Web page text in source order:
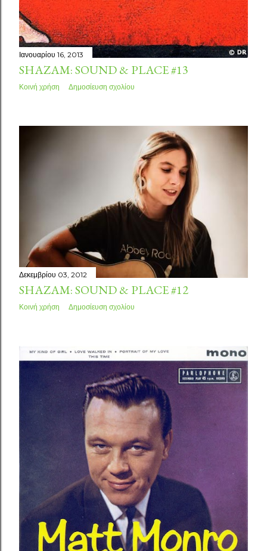
Ιανουαρίου 16, 2013
SHAZAM: SOUND & PLACE #13
Κοινή χρήση Δημοσίευση σχολίου
Δεκεμβρίου 03, 2012
SHAZAM: SOUND & PLACE #12
Κοινή χρήση Δημοσίευση σχολίου